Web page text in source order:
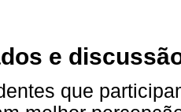
e
que